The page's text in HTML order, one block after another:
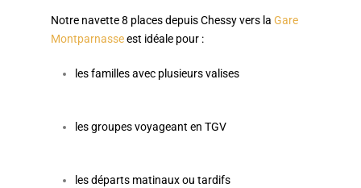
Notre navette 8 places depuis Chessy vers la Gare
Montparnasseest idéale pour :
les familles avec plusieurs valises
les groupes voyageant en TGV
les départs matinaux ou tardifs